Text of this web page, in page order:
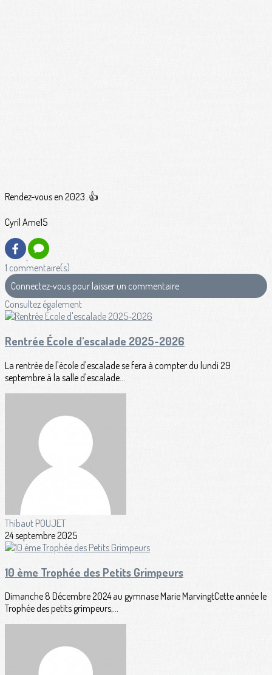
Rendez-vous en 2023..👍
Cyril Ame15
1 commentaire(s)
Connectez-vous pour laisser un commentaire
Consultez également
Rentrée École d'escalade 2025-2026
La rentrée de l'école d'escalade se fera à compter du lundi 29
septembre à la salle d'escalade...
Thibaut POUJET
24 septembre 2025
10 ème Trophée des Petits Grimpeurs
Dimanche 8 Décembre 2024 au gymnase Marie MarvingtCette année le
Trophée des petits grimpeurs,...